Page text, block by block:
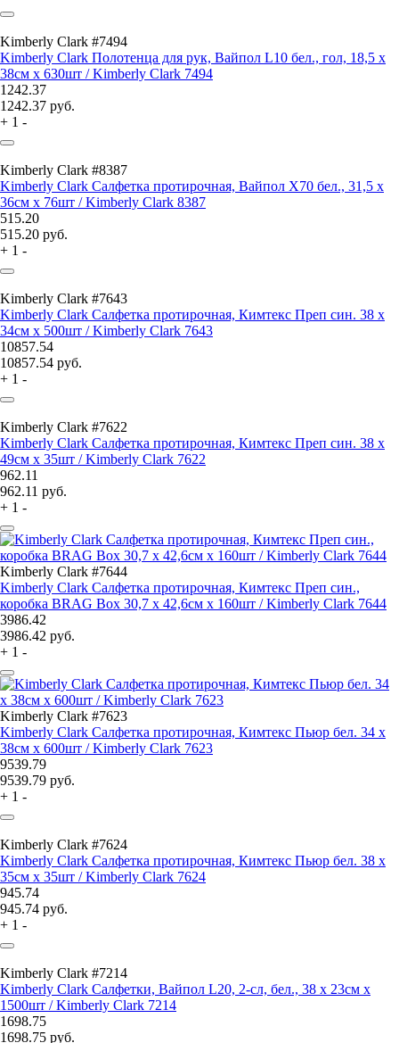
Kimberly Clark #7494
Kimberly Clark Полотенца для рук, Вайпол L10 бел., гол, 18,5 x
38см x 630шт / Kimberly Clark 7494
1242.37
1242.37 руб.
+ 1 -
Kimberly Clark #8387
Kimberly Clark Салфетка протирочная, Вайпол Х70 бел., 31,5 x
36см x 76шт / Kimberly Clark 8387
515.20
515.20 руб.
+ 1 -
Kimberly Clark #7643
Kimberly Clark Салфетка протирочная, Кимтекс Преп син. 38 x
34см x 500шт / Kimberly Clark 7643
10857.54
10857.54 руб.
+ 1 -
Kimberly Clark #7622
Kimberly Clark Салфетка протирочная, Кимтекс Преп син. 38 x
49см x 35шт / Kimberly Clark 7622
962.11
962.11 руб.
+ 1 -
Kimberly Clark #7644
Kimberly Clark Салфетка протирочная, Кимтекс Преп син.,
коробка BRAG Box 30,7 x 42,6см x 160шт / Kimberly Clark 7644
3986.42
3986.42 руб.
+ 1 -
Kimberly Clark #7623
Kimberly Clark Салфетка протирочная, Кимтекс Пьюр бел. 34 x
38см x 600шт / Kimberly Clark 7623
9539.79
9539.79 руб.
+ 1 -
Kimberly Clark #7624
Kimberly Clark Салфетка протирочная, Кимтекс Пьюр бел. 38 x
35см x 35шт / Kimberly Clark 7624
945.74
945.74 руб.
+ 1 -
Kimberly Clark #7214
Kimberly Clark Салфетки, Вайпол L20, 2-сл, бел., 38 x 23см x
1500шт / Kimberly Clark 7214
1698.75
1698.75 руб.